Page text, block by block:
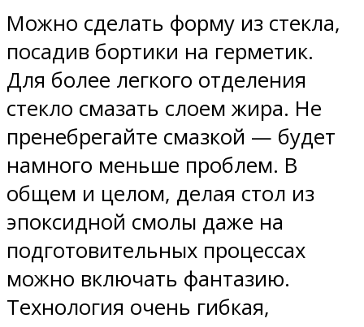
Можно сделать форму из стекла,
посадив бортики на герметик.
Для более легкого отделения
стекло смазать слоем жира. Не
пренебрегайте смазкой — будет
намного меньше проблем. В
общем и целом, делая стол из
эпоксидной смолы даже на
подготовительных процессах
можно включать фантазию.
Технология очень гибкая,